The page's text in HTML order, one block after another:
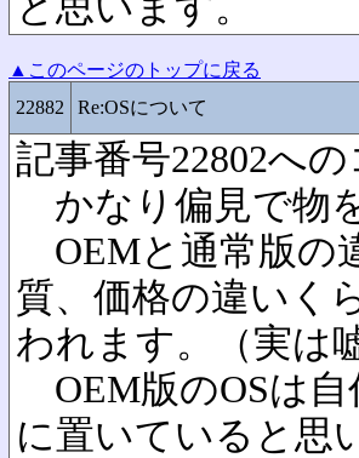
▲このページのトップに戻る
22882
Re:OSについて
記事番号22802への
かなり偏見で物
OEMと通常版の
質、価格の違いく
われます。（実は
OEM版のOSは
に置いていると思